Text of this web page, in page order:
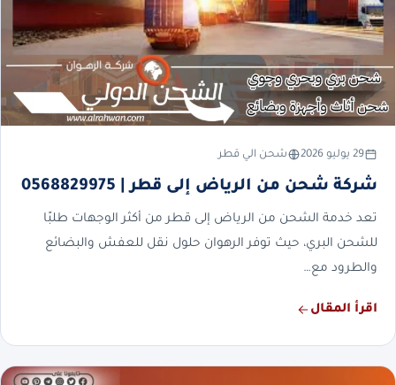
29 يوليو 2026 شحن الي قطر
شركة شحن من الرياض إلى قطر | 0568829975
تعد خدمة الشحن من الرياض إلى قطر من أكثر الوجهات طلبًا
للشحن البري، حيث توفر الرهوان حلول نقل للعفش والبضائع
والطرود مع…
اقرأ المقال